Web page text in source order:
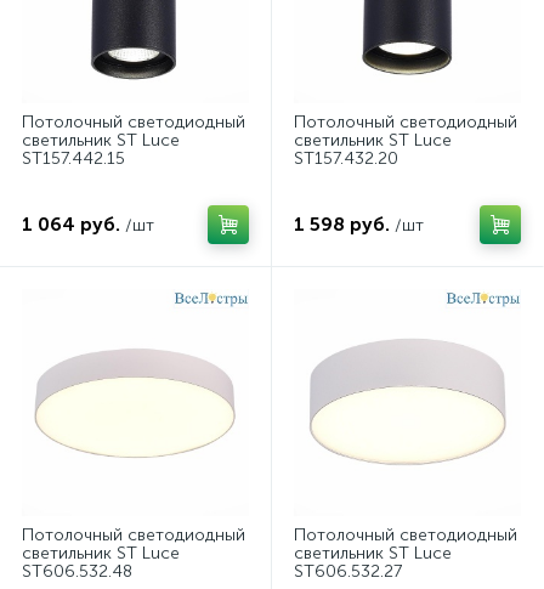
Потолочный светодиодный
светильник ST Luce
ST157.442.15
1 064 руб. /шт
Потолочный светодиодный
светильник ST Luce
ST157.432.20
1 598 руб. /шт
Потолочный светодиодный
светильник ST Luce
ST606.532.48
Потолочный светодиодный
светильник ST Luce
ST606.532.27